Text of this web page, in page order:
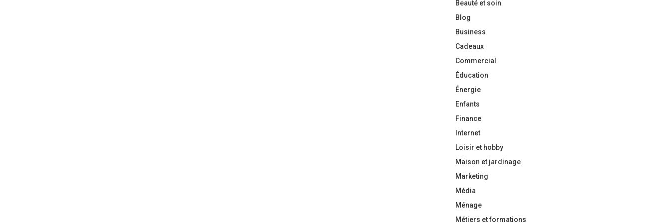
Beauté et soin
Blog
Business
Cadeaux
Commercial
Éducation
Énergie
Enfants
Finance
Internet
Loisir et hobby
Maison et jardinage
Marketing
Média
Ménage
Métiers et formations